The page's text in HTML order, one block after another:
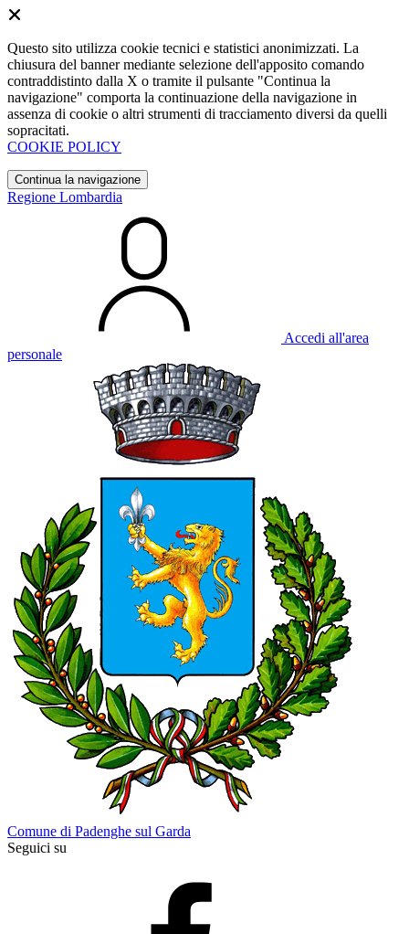
Questo sito utilizza cookie tecnici e statistici anonimizzati. La
chiusura del banner mediante selezione dell'apposito comando
contraddistinto dalla X o tramite il pulsante "Continua la
navigazione" comporta la continuazione della navigazione in
assenza di cookie o altri strumenti di tracciamento diversi da quelli
sopracitati.
COOKIE POLICY
Continua la navigazione
Regione Lombardia
Accedi all'area
personale
Comune di Padenghe sul Garda
Seguici su